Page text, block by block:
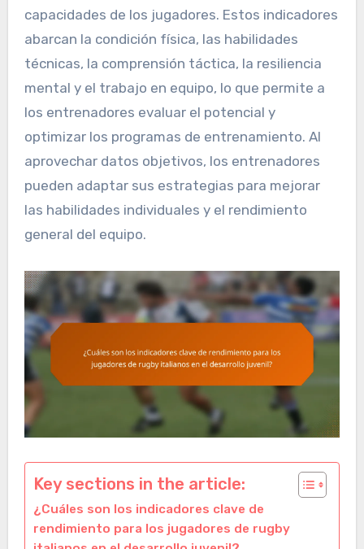
capacidades de los jugadores. Estos indicadores
abarcan la condición física, las habilidades
técnicas, la comprensión táctica, la resiliencia
mental y el trabajo en equipo, lo que permite a
los entrenadores evaluar el potencial y
optimizar los programas de entrenamiento. Al
aprovechar datos objetivos, los entrenadores
pueden adaptar sus estrategias para mejorar
las habilidades individuales y el rendimiento
general del equipo.
Key sections in the article:
¿Cuáles son los indicadores clave de
rendimiento para los jugadores de rugby